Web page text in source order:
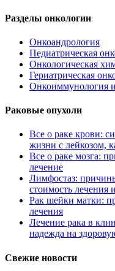
Разделы онкологии
Онкоандрология
Педиатрическая
Онкологическая
Гериатрическая
Онкоиммунология
Раковые опухоли
Все о раке крови:
жизни с лейкозом,
Все о раке мозга:
лечение
Лимфостаз:
стоимость лечения
Рак шейки матки:
лечения
Лечение рака в
надежда на
Свежие новости